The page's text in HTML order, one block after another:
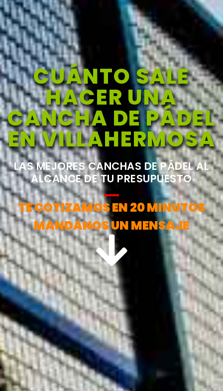
CUÁNTO SALE
HACER UNA
CANCHA DE PÁDEL
EN VILLAHERMOSA
LAS MEJORES CANCHAS DE PÁDEL AL
ALCANCE DE TU PRESUPUESTO
TE COTIZAMOS EN 20 MINUTOS
MANDANOS UN MENSAJE